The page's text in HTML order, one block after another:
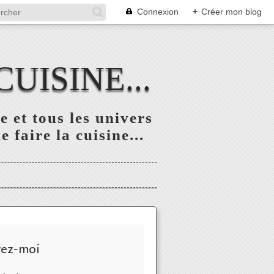
Connexion + Créer mon blog
et tous les univers
faire la cuisine...
moi